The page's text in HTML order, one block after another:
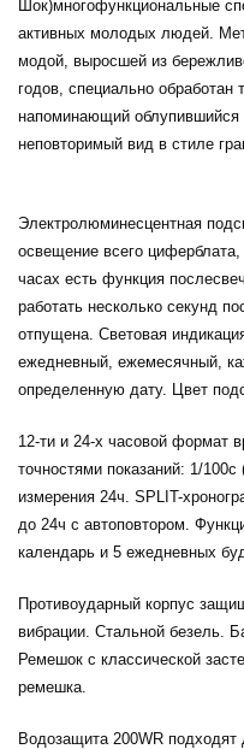
Шок)многофункциональные
активных молодых людей.
модой, выросшей из
годов, специально обработан
напоминающий облупившийся
неповторимый вид в стиле
Электролюминесцентная
освещение всего
часах есть функция
работать несколько секунд
отпущена. Световая
ежедневный, ежемесячный,
определенную дату. Цвет
12-ти и 24-х часовой формат
точностями показаний: 1/
измерения 24ч. SPLIT-
до 24ч с автоповтором.
календарь и 5 ежедневных
Противоударный корпус
вибрации. Стальной безель.
Ремешок с классической
ремешка.
Водозащита 200WR подходят